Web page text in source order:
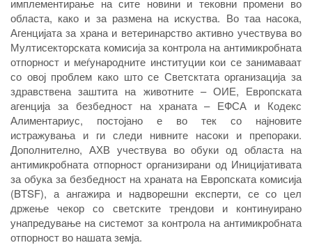
имплементирање на сите новини и тековни промени во
областа, како и за размена на искуства. Во таа насока,
Агенцијата за храна и ветеринарство активно учествува во
Мултисекторската комисија за контрола на антимикробната
отпорност и меѓународните институции кои се занимаваат
со овој проблем како што се Светсктата организација за
здравствена заштита на животните – ОИЕ, Европската
агенција за безбедност на храната – ЕФСА и Кодекс
Алиментариус, постојано е во тек со најновите
истражувања и ги следи нивните насоки и препораки.
Дополнително, АХВ учествува во обуки од областа на
антимикробната отпорност организирани од Иницијативата
за обука за безбедност на храната на Европската комисија
(BTSF), а ангажира и надворешни експерти, се со цел
држење чекор со светските трендови и континуирано
унапредување на системот за контрола на антимикробната
отпорност во нашата земја.